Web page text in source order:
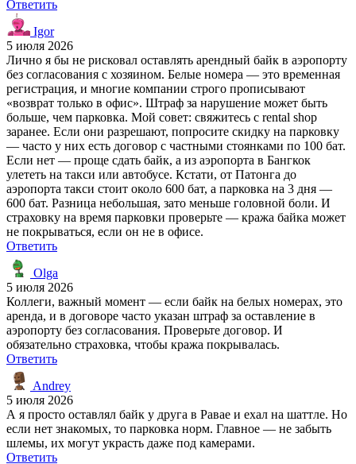
Ответить
Igor
5 июля 2026
Лично я бы не рисковал оставлять арендный байк в аэропорту
без согласования с хозяином. Белые номера — это временная
регистрация, и многие компании строго прописывают
«возврат только в офис». Штраф за нарушение может быть
больше, чем парковка. Мой совет: свяжитесь с rental shop
заранее. Если они разрешают, попросите скидку на парковку
— часто у них есть договор с частными стоянками по 100 бат.
Если нет — проще сдать байк, а из аэропорта в Бангкок
улететь на такси или автобусе. Кстати, от Патонга до
аэропорта такси стоит около 600 бат, а парковка на 3 дня —
600 бат. Разница небольшая, зато меньше головной боли. И
страховку на время парковки проверьте — кража байка может
не покрываться, если он не в офисе.
Ответить
Olga
5 июля 2026
Коллеги, важный момент — если байк на белых номерах, это
аренда, и в договоре часто указан штраф за оставление в
аэропорту без согласования. Проверьте договор. И
обязательно страховка, чтобы кража покрывалась.
Ответить
Andrey
5 июля 2026
А я просто оставлял байк у друга в Равае и ехал на шаттле. Но
если нет знакомых, то парковка норм. Главное — не забыть
шлемы, их могут украсть даже под камерами.
Ответить